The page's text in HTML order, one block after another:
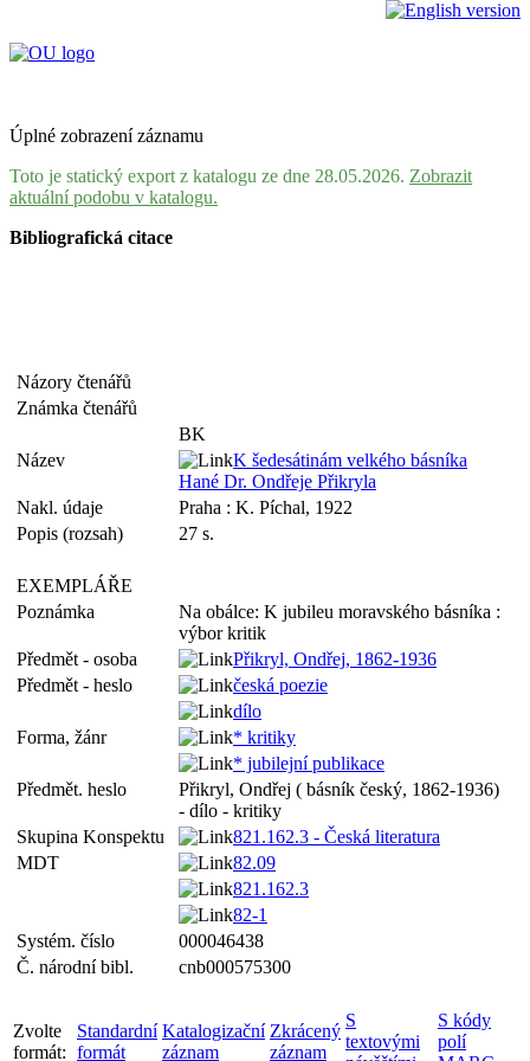
Úplné zobrazení záznamu
Toto je statický export z katalogu ze dne 28.05.2026. Zobrazit
aktuální podobu v katalogu.
Bibliografická citace
Názory čtenářů
Známka čtenářů
BK
Název
K šedesátinám velkého básníka
Hané Dr. Ondřeje Přikryla
Nakl. údaje
Praha : K. Píchal, 1922
Popis (rozsah)
27 s.
EXEMPLÁŘE
Poznámka
Na obálce: K jubileu moravského básníka :
výbor kritik
Předmět - osoba
Přikryl, Ondřej, 1862-1936
Předmět - heslo
česká poezie
dílo
Forma, žánr
* kritiky
* jubilejní publikace
Předmět. heslo
Přikryl, Ondřej ( básník český, 1862-1936)
- dílo - kritiky
Skupina Konspektu
821.162.3 - Česká literatura
MDT
82.09
821.162.3
82-1
Systém. číslo
000046438
Č. národní bibl.
cnb000575300
Zvolte
formát:
Standardní
formát
Katalogizační
záznam
Zkrácený
záznam
S
textovými
S kódy
polí